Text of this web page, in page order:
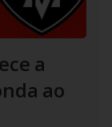
a
ao